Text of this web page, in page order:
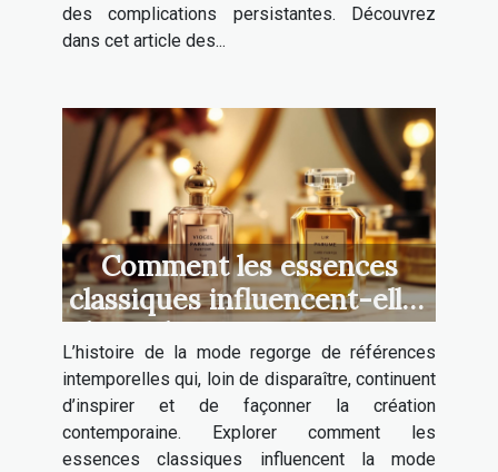
des complications persistantes. Découvrez
dans cet article des...
Comment les essences
classiques influencent-elles
la mode contemporaine ?
L’histoire de la mode regorge de références
intemporelles qui, loin de disparaître, continuent
d’inspirer et de façonner la création
contemporaine. Explorer comment les
essences classiques influencent la mode